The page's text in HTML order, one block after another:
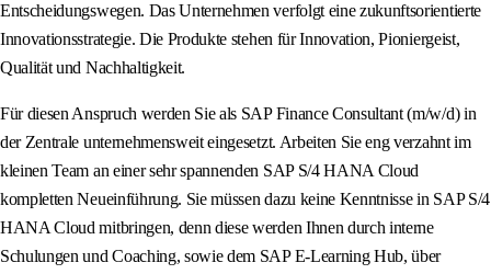
Entscheidungswegen. Das Unternehmen verfolgt eine zukunftsorientierte
Innovationsstrategie. Die Produkte stehen für Innovation, Pioniergeist,
Qualität und Nachhaltigkeit.
Für diesen Anspruch werden Sie als SAP Finance Consultant (m/w/d) in
der Zentrale unternehmensweit eingesetzt. Arbeiten Sie eng verzahnt im
kleinen Team an einer sehr spannenden SAP S/4 HANA Cloud
kompletten Neueinführung. Sie müssen dazu keine Kenntnisse in SAP S/4
HANA Cloud mitbringen, denn diese werden Ihnen durch interne
Schulungen und Coaching, sowie dem SAP E-Learning Hub, über